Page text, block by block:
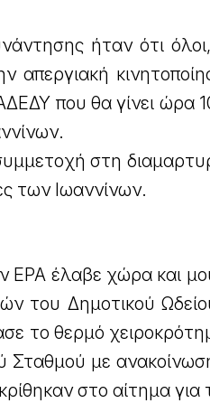
ήταν ότι
απεργιακή
που θα γίνει ώρα
στη
των Ιωαννίνων.
ΕΡΑ έλαβε χώρα και
του Δημοτικού
το θερμό
Σταθμού με
στο αίτημα για